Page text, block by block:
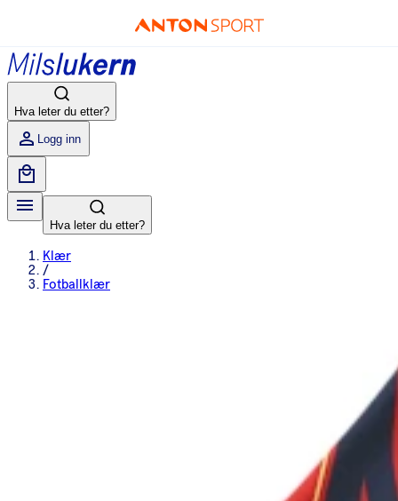
Hva leter du etter?
Logg inn
Hva leter du etter?
Klær
/
Fotballklær